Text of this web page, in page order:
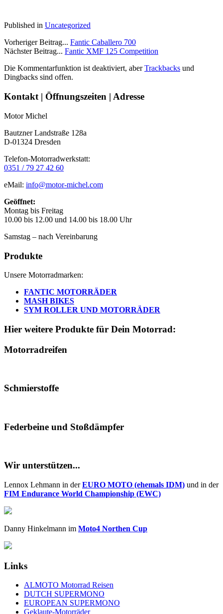
Published in Uncategorized
Vorheriger Beitrag... Fantic Caballero 700
Nächster Beitrag... Fantic XMF 125 Competition
Die Kommentarfunktion ist deaktiviert, aberTrackbacks und
Dingbacks sind offen.
Seitenleiste
Kontakt | Öffnungszeiten | Adresse
Motor Michel
Bautzner Landstraße 128a
D-01324 Dresden
Telefon-Motorradwerkstatt:
0351 / 79 27 42 60
eMail: info@motor-michel.com
Geöffnet:
Montag bis Freitag
10.00 bis 12.00 und 14.00 bis 18.00 Uhr
Samstag – nach Vereinbarung
Produkte
Unsere Motorradmarken:
FANTIC MOTORRÄDER
MASH BIKES
SYM ROLLER UND MOTORRÄDER
Hier weitere Produkte für Dein Motorrad:
Motorradreifen
Schmierstoffe
Federbeine und Stoßdämpfer
Wir unterstützen...
Lennox Lehmann in derEURO MOTO (ehemals IDM) und in der
FIM Endurance World Championship (EWC)
Danny Hinkelmann im Moto4 Northen Cup
Links
ALMOTO Motorrad Reisen
DUTCH SUPERMONO
EUROPEAN SUPERMONO
Geklaute-Motorräder